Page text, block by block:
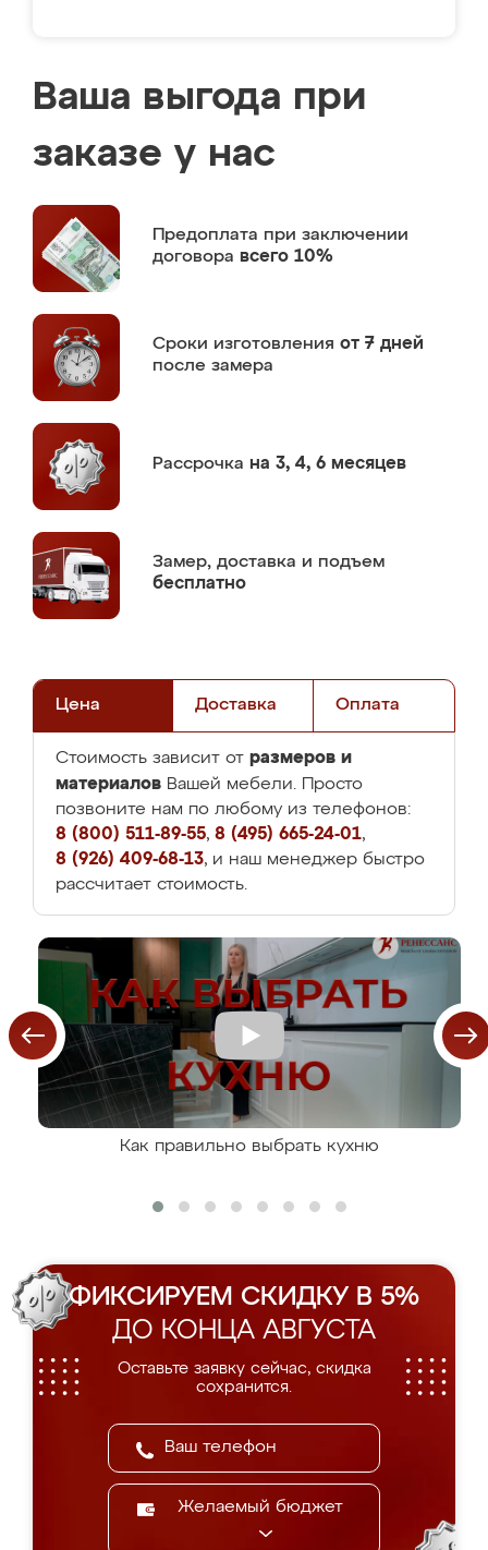
Ваша выгода при
заказе у нас
Предоплата при заключении
договора всего 10%
Сроки изготовления от 7 дней
после замера
Рассрочка на 3, 4, 6 месяцев
Замер, доставка и подъем
бесплатно
Цена Доставка Оплата
Стоимость зависит от размеров и
материалов Вашей мебели. Просто
позвоните нам по любому из телефонов:
8 (800) 511-89-55, 8 (495) 665-24-01,
8 (926) 409-68-13, и наш менеджер быстро
рассчитает стоимость.
Как правильно выбрать кухню
ФИКСИРУЕМ СКИДКУ В 5%
ДО КОНЦА АВГУСТА
Оставьте заявку сейчас, скидка
сохранится.
Желаемый бюджет